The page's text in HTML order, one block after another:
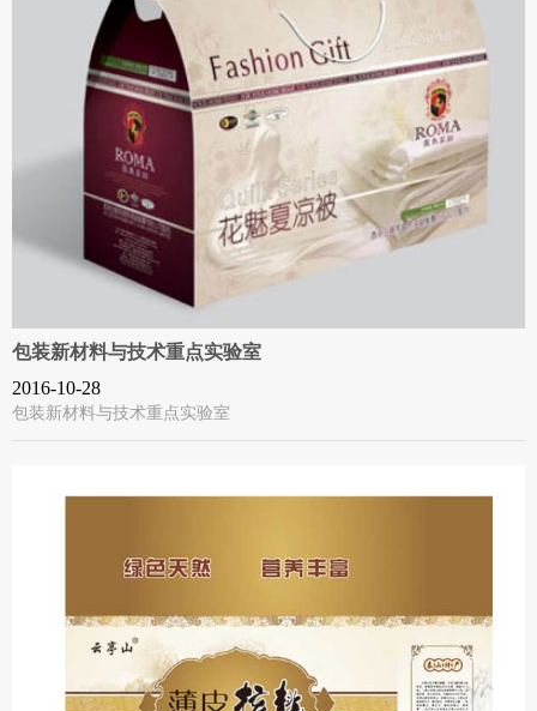
包装新材料与技术重点实验室
2016-10-28
包装新材料与技术重点实验室